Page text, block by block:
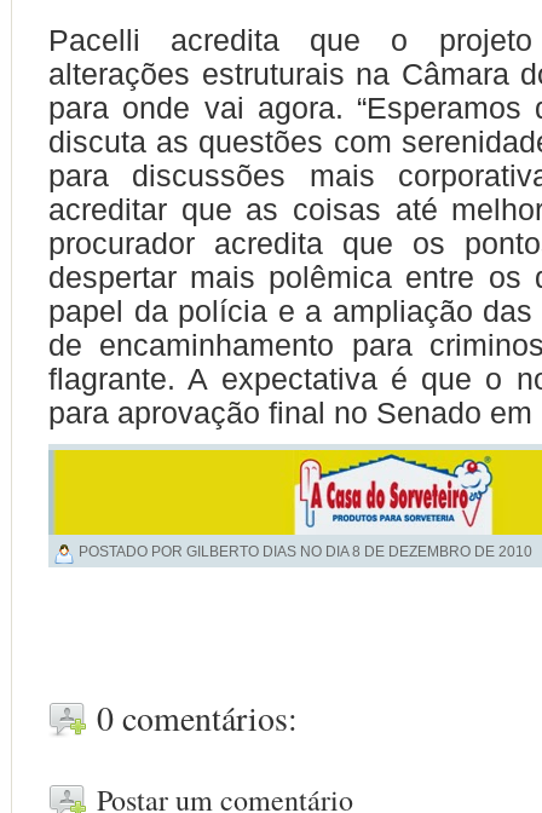
Pacelli acredita que o
alterações estruturais na Câmara
para onde vai agora. “Esperamos
discuta as questões com
para discussões mais
acreditar que as coisas até
procurador acredita que os
despertar mais polêmica entre os
papel da polícia e a ampliação
de encaminhamento para
flagrante. A expectativa é que o
para aprovação final no Senado em
POSTADO POR GILBERTO DIAS NO DIA8 DE DEZEMBRO DE 2010
0 comentários:
Postar um comentário